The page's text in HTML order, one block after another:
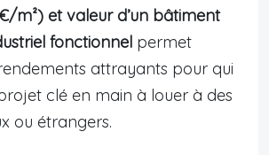
m²) et valeur d’un bâtiment
fonctionnel permet
attrayants pour qui
clé en main à louer à des
ou étrangers.